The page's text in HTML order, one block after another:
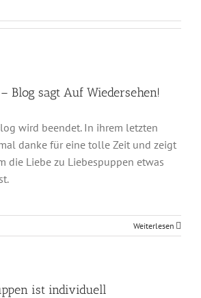
Blog sagt Auf Wiedersehen!
wird beendet. In ihrem letzten
danke für eine tolle Zeit und zeigt
die Liebe zu Liebespuppen etwas
Weiterlesen
ist individuell